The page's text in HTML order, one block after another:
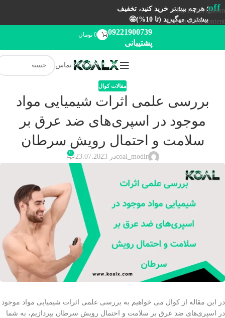
Skip to navigation
Skip to main content
off؛ هرچه بیشتر خرید کنید، تخفیف
بیشتری میگیرید (تا 10%)🤩
09221900739
پشتیبانی
0 تومان
تماس
مقالات کوال
بررسی علمی اثرات شیمیایی مواد
موجود در اسپری‌های ضد عرق بر
سلامت و احتمال رویش سرطان
coal_modirدر 23.07.2023 0
در این مقاله از کوال می خواهیم به بررسی علمی اثرات شیمیایی مواد موجود
در اسپری‌های ضد عرق بر سلامت و احتمال رویش سرطان بپردازیم، به شما